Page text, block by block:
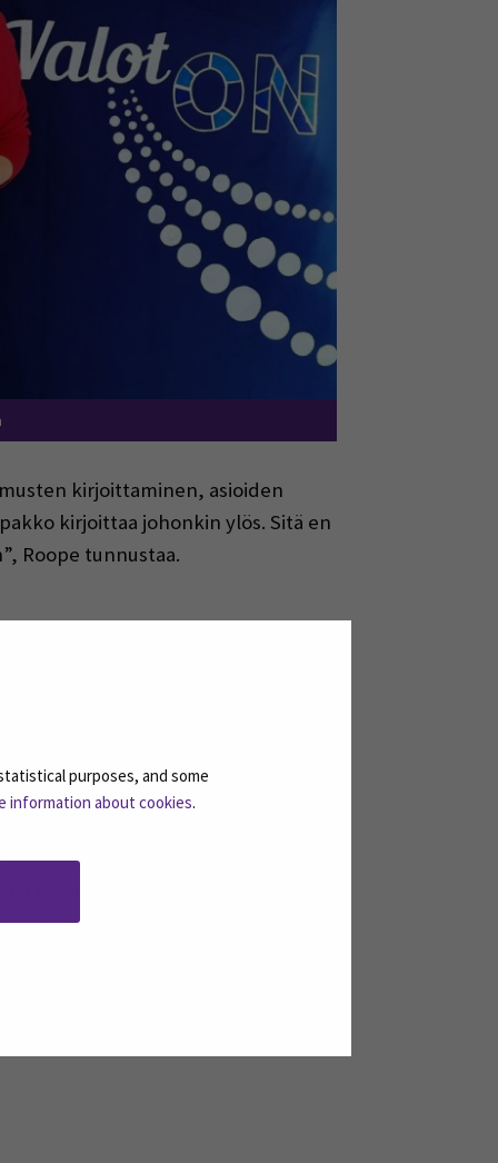
purposes, and some
information about cookies.
kirjoittaminen, asioiden
kirjoittaa johonkin ylös. Sitä en
Roope tunnustaa.
oppinut näiden neljän kuukauden
opituista tiedoista ja
tämän harjoittelupaikan
tuottamisesta: ”Toivoisin
klubilla, jossa järjestetään
tuottamisesta. Oppimista on vielä